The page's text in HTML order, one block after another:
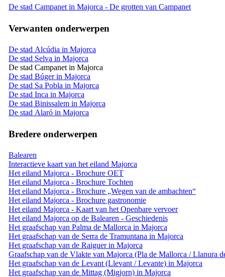
De stad Campanet in Majorca - De grotten van Campanet
Verwanten onderwerpen
De stad Alcúdia in Majorca
De stad Selva in Majorca
De stad Campanet in Majorca
De stad Búger in Majorca
De stad Sa Pobla in Majorca
De stad Inca in Majorca
De stad Binissalem in Majorca
De stad Alaró in Majorca
Bredere onderwerpen
Balearen
Interactieve kaart van het eiland Majorca
Het eiland Majorca - Brochure OET
Het eiland Majorca - Brochure Tochten
Het eiland Majorca - Brochure „Wegen van de ambachten“
Het eiland Majorca - Brochure gastronomie
Het eiland Majorca - Kaart van het Openbare vervoer
Het eiland Majorca op de Balearen - Geschiedenis
Het graafschap van Palma de Mallorca in Majorca
Het graafschap van de Serra de Tramuntana in Majorca
Het graafschap van de Raiguer in Majorca
Graafschap van de Vlakte van Majorca (Pla de Mallorca / Llanura
Het graafschap van de Levant (Llevant / Levante) in Majorca
Het graafschap van de Mittag (Migjorn) in Majorca